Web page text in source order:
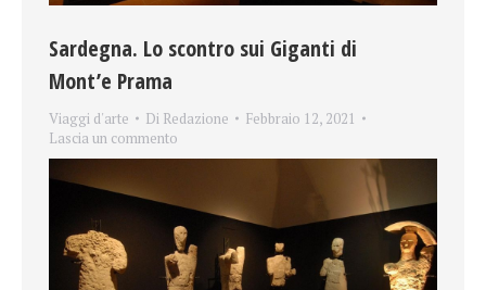
Sardegna. Lo scontro sui Giganti di
Mont’e Prama
Viaggi d'arte Di Redazione
Febbraio 12, 2021
Lascia un commento